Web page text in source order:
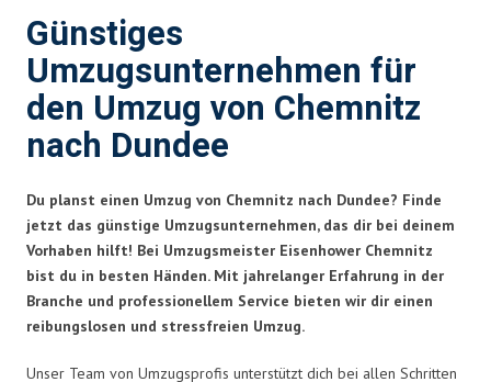
Günstiges
Umzugsunternehmen für
den Umzug von Chemnitz
nach Dundee
Du planst einen Umzug von Chemnitz nach Dundee? Finde
jetzt das günstige Umzugsunternehmen, das dir bei deinem
Vorhaben hilft! Bei Umzugsmeister Eisenhower Chemnitz
bist du in besten Händen. Mit jahrelanger Erfahrung in der
Branche und professionellem Service bieten wir dir einen
reibungslosen und stressfreien Umzug.
Unser Team von Umzugsprofis unterstützt dich bei allen Schritten